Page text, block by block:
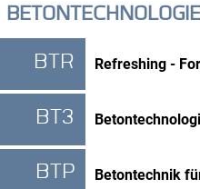
BETONTECHNOLOGIE
BTR Refreshing -
BT3
BTP Betontechnik